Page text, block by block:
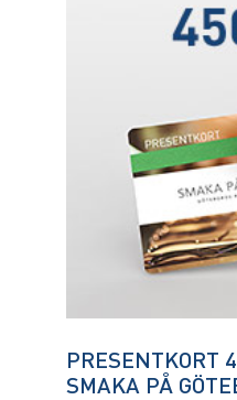
PRESENTKORT
SMAKA PÅ